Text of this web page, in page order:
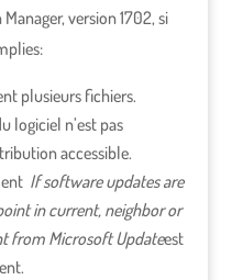
version 1702, si
plusieurs fichiers.
logiciel n’est pas
accessible.
If software updates are
in current, neighbor or
from Microsoft Updateest